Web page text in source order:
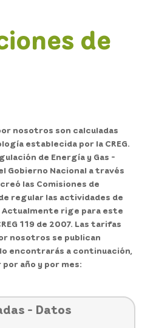
de
nosotros son calculadas
establecida por la CREG.
de Energía y Gas -
Gobierno Nacional a través
las Comisiones de
regular las actividades de
Actualmente rige para este
119 de 2007. Las tarifas
nosotros se publican
encontrarás a continuación,
año y por mes:
- Datos